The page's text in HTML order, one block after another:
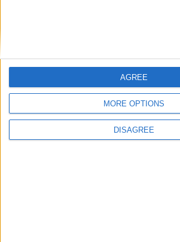
MORE OPTIONS
DISAGREE
AGREE
Microsoft impiega 34.000 ingegneri per
sulla strada del miglioramento della
informatica, tanto all'interno dell'azienda
suoi prodotti software.
24 Settembre 2024